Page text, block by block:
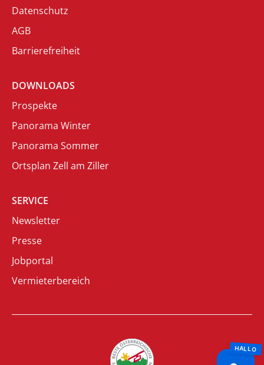
Datenschutz
AGB
Barrierefreiheit
DOWNLOADS
Prospekte
Panorama Winter
Panorama Sommer
Ortsplan Zell am Ziller
SERVICE
Newsletter
Presse
Jobportal
Vermieterbereich